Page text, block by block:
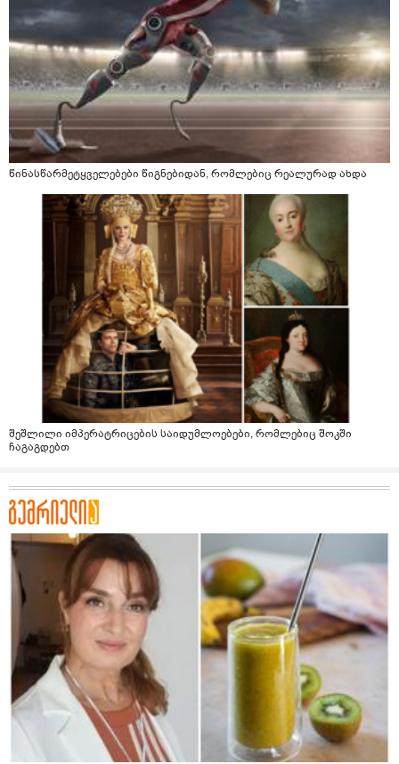
წინასწარმეტყველებები წიგნებიდან, რომლებიც რეალურად ახდა
შეშლილი იმპერატრიცების საიდუმლოებები, რომლებიც შოკში
ჩაგაგდებთ